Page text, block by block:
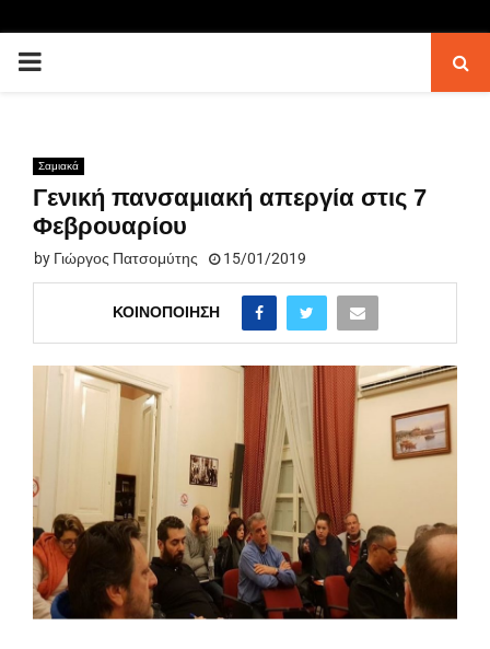
PRIMARY
Σαμιακά
Γενική πανσαμιακή απεργία στις 7
Φεβρουαρίου
by Γιώργος Πατσομύτης 15/01/2019
ΚΟΙΝΟΠΟΊΗΣΗ